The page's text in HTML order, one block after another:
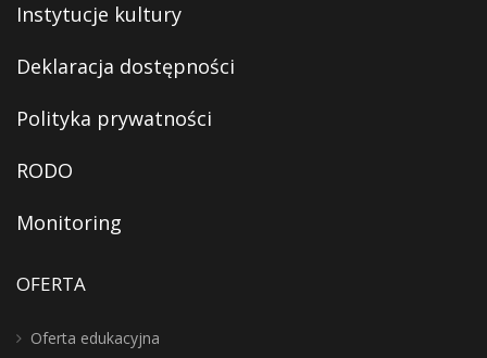
Instytucje kultury
Deklaracja dostępności
Polityka prywatności
RODO
Monitoring
OFERTA
Oferta edukacyjna